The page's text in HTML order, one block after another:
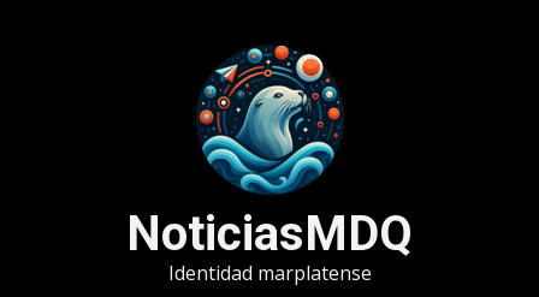
NoticiasMDQ
Identidad marplatense